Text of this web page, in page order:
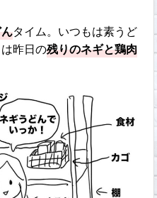
タイム。いつもは素うど
昨日の残りのネギと鶏肉